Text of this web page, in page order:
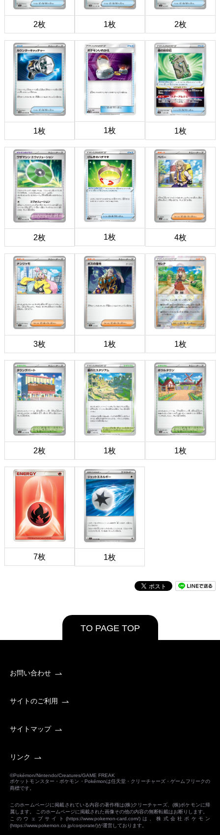
2枚 1枚 2枚
1枚 1枚 1枚
2枚 1枚 4枚
3枚 1枚 1枚
2枚 1枚 1枚
7枚 1枚
TO PAGE TOP
お問い合わせ
サイトのご利用
サイトマップ
リンク
©Pokémon/Nintendo/Creatures/GAME FREAK
ポケットモンスター・ポケモン・Pokémonは任天堂・クリーチャーズ・ゲームフリークの
商標です。
このホームページに掲載されている内容の著作権は(株)クリーチャーズ、(株)ポケモンに帰
属します。 このホームページに掲載された画像その他の内容の無断転載はお断りします。
このウェブサイト(https://www.pokemon-card.com/)は、株式会社ポケモン
(https://www.pokemon.co.jp/corporate/)が運営しております。